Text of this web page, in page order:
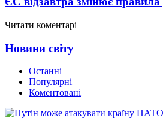
Читати коментарі
Новини світу
Останні
Популярні
Коментовані